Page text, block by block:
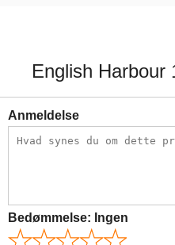
English Harbour
Anmeldelse
Bedømmelse: Ingen